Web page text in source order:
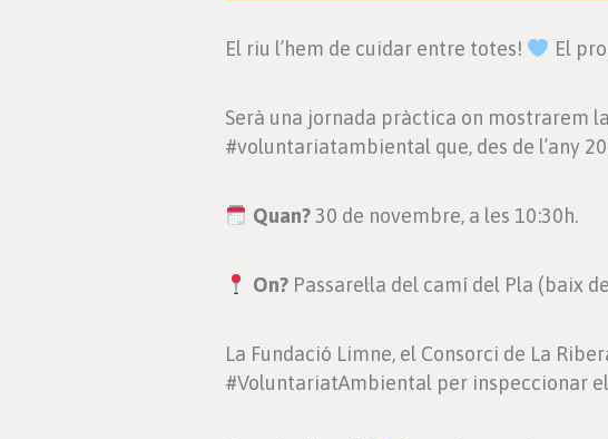
El riu l’hem de cuidar entre totes! El
Serà una jornada pràctica on mostrarem
#voluntariatambiental que, des de l’any
Quan?30 de novembre, a les 10:30h.
On? Passarel·la del camí del Pla (baix
La Fundació Limne, el Consorci de La
#VoluntariatAmbiental per inspeccionar